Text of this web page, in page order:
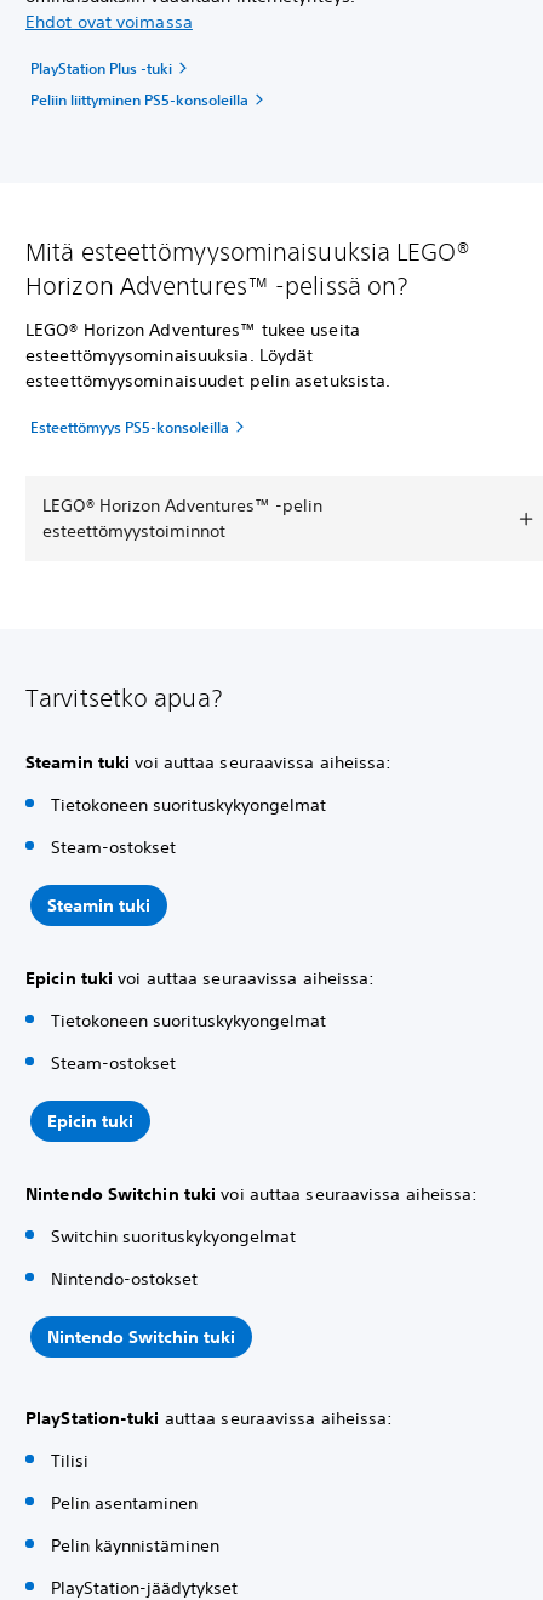
Ehdot ovat voimassa
PlayStation Plus -tuki
Peliin liittyminen PS5-konsoleilla
Mitä esteettömyysominaisuuksia LEGO®
Horizon Adventures™ -pelissä on?
LEGO® Horizon Adventures™ tukee useita
esteettömyysominaisuuksia. Löydät
esteettömyysominaisuudet pelin asetuksista.
Esteettömyys PS5-konsoleilla
LEGO® Horizon Adventures™ -pelin
esteettömyystoiminnot
Tarvitsetko apua?
Steamin tuki voi auttaa seuraavissa aiheissa:
Tietokoneen suorituskykyongelmat
Steam-ostokset
Steamin tuki
Epicin tuki voi auttaa seuraavissa aiheissa:
Tietokoneen suorituskykyongelmat
Steam-ostokset
Epicin tuki
Nintendo Switchin tuki voi auttaa seuraavissa aiheissa:
Switchin suorituskykyongelmat
Nintendo-ostokset
Nintendo Switchin tuki
PlayStation-tuki auttaa seuraavissa aiheissa:
Tilisi
Pelin asentaminen
Pelin käynnistäminen
PlayStation-jäädytykset